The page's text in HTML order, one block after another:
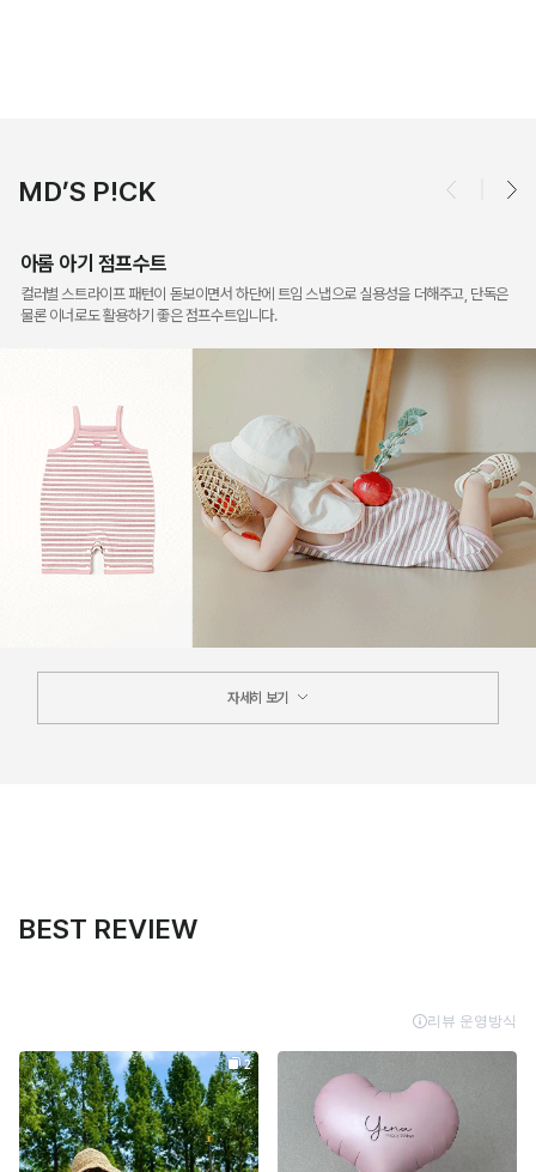
MD’S P!CK
아롬 아기 점프수트
컬러별 스트라이프 패턴이 돋보이면서 하단에 트임 스냅으로 실용성을 더해주고, 단독은
물론 이너로도 활용하기 좋은 점프수트입니다.
자세히 보기
BEST REVIEW